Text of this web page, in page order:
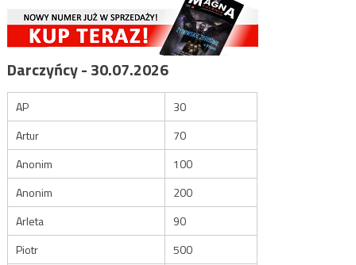
Darczyńcy - 30.07.2026
AP
30
Artur
70
Anonim
100
Anonim
200
Arleta
90
Piotr
500